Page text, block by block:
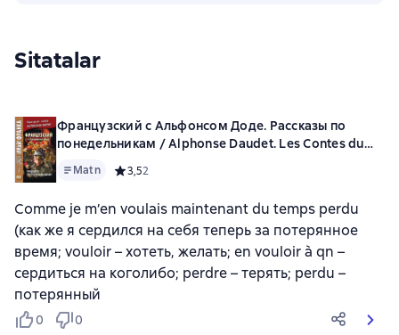
Sitatalar
Французский с Альфонсом Доде. Рассказы по
понедельникам / Alphonse Daudet. Les Contes du
Matn Средний рейтинг 3,5 на основе 2 оценок
3,52
Comme je m’en voulais maintenant du temps perdu
(как же я сердился на себя теперь за потерянное
время; vouloir – хотеть, желать; en vouloir à qn –
сердиться на коголибо; perdre – терять; perdu –
потерянный
0 0